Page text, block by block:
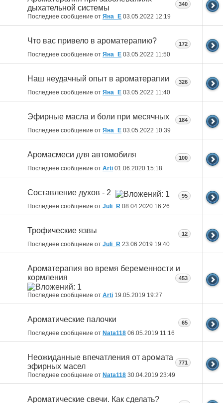
дыхательной системы
Последнее сообщение от Яна_Е 03.05.2022 12:19
340
Что вас привело в ароматерапию?
Последнее сообщение от Яна_Е 03.05.2022 11:50
172
Наш неудачный опыт в ароматерапии
Последнее сообщение от Яна_Е 03.05.2022 11:40
326
Эфирные масла и боли при месячных
Последнее сообщение от Яна_Е 03.05.2022 10:39
184
Аромасмеси для автомобиля
Последнее сообщение от Arti 01.06.2020 15:18
100
Составление духов - 2
Последнее сообщение от Juli_R 08.04.2020 16:26
95
Трофические язвы
Последнее сообщение от Juli_R 23.06.2019 19:40
12
Ароматерапия во время беременности и
кормления
Последнее сообщение от Arti 19.05.2019 19:27
453
Ароматические палочки
Последнее сообщение от Nata118 06.05.2019 11:16
65
Неожиданные впечатления от аромата
эфирных масел
Последнее сообщение от Nata118 30.04.2019 23:49
771
Ароматические свечи. Как сделать?